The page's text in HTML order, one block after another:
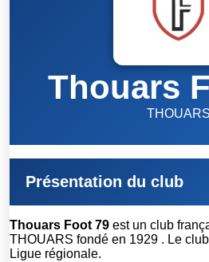
Thouars
THOUARS
Présentation du club
Thouars Foot 79 est un club
THOUARS fondé en 1929 . Le
Ligue régionale.